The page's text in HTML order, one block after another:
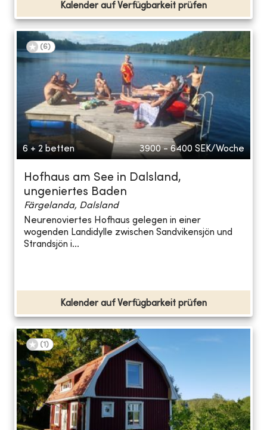
Kalender auf Verfügbarkeit prüfen
(6)
6 + 2 betten 3900 - 6400 SEK/Woche
Hofhaus am See in Dalsland,
ungeniertes Baden
Färgelanda, Dalsland
Neurenoviertes Hofhaus gelegen in einer
wogenden Landidylle zwischen Sandvikensjön und
Strandsjön i...
Kalender auf Verfügbarkeit prüfen
(1 )